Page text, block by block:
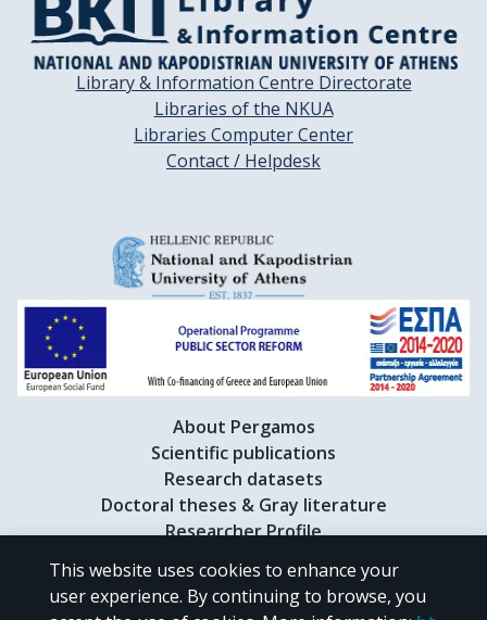
Library & Information Centre Directorate
Libraries of the NKUA
Libraries Computer Center
Contact / Helpdesk
About Pergamos
Scientific publications
Research datasets
Doctoral theses & Gray literature
Researcher Profile
CC BY-NC 4.0
This website uses cookies to enhance your
user experience. By continuing to browse, you